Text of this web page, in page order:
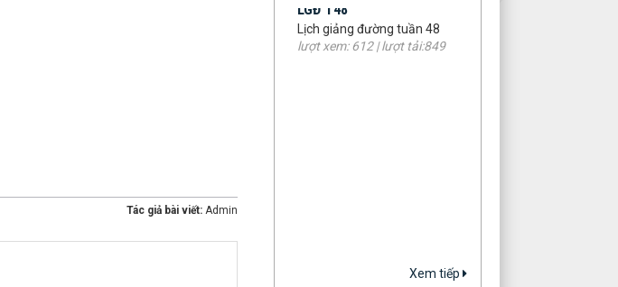
Tác giả bài viết: Admin
Lịch giảng đường tuần 48
lượt xem: 612 | lượt tải:849
Xem tiếp